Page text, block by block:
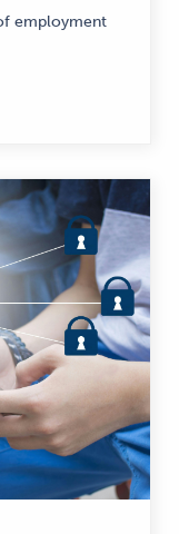
employment